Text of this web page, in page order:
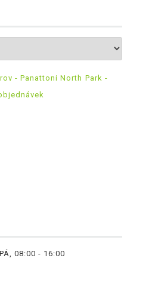
- Panattoni North Park -
08:00 - 16:00